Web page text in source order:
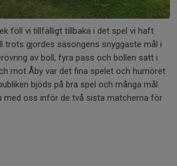
föll vi tillfälligt tillbaka i det spel vi haft
trots gjordes säsongens snyggaste mål i
av boll, fyra pass och bollen satt i
mot Åby var det fina spelet och humöret
bjöds på bra spel och många mål.
med oss inför de två sista matcherna för